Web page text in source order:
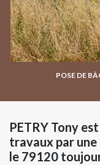
POSE DE
PETRY Tony
travaux par une
le 79120